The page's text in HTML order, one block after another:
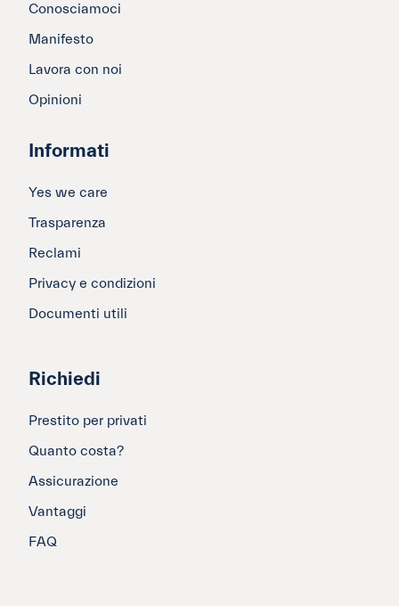
Conosciamoci
Manifesto
Lavora con noi
Opinioni
Informati
Yes we care
Trasparenza
Reclami
Privacy e condizioni
Documenti utili
Richiedi
Prestito per privati
Quanto costa?
Assicurazione
Vantaggi
FAQ